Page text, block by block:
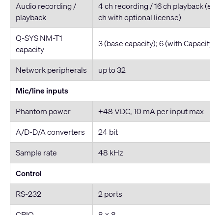
Audio recording /
playback
4 ch recording / 16 ch playback
ch with optional license)
Q-SYS NM-T1
capacity
3 (base capacity); 6 (with Capacity
Network peripherals
up to 32
Mic/line inputs
Phantom power
+48 VDC, 10 mA per input max
A/D-D/A converters
24 bit
Sample rate
48 kHz
Control
RS-232
2 ports